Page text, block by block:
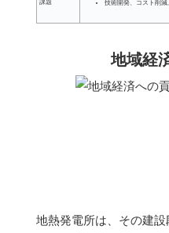
課題
技術開発、コスト削
地域経
地熱発電所は、その建